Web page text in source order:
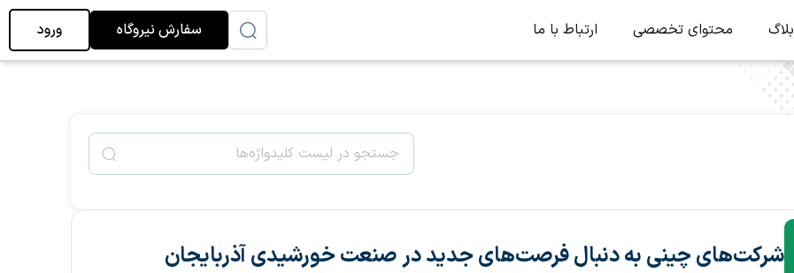
بلاگ محتوای تخصصی ارتباط با ما سفارش نیروگاه ورود
شرکت‌های چینی به دنبال فرصت‌های جدید در صنعت خورشیدی آذربایجان